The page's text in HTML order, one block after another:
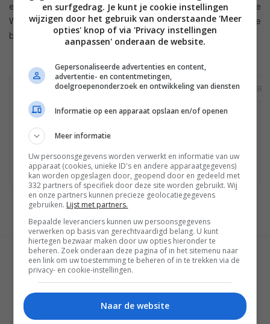
ervaring bieden. De verwachting is dat RIM tijdens het Mobile
World Congres volgende maand een preview van het nieuwe
besturingssysteem geeft.
PLAYBOOK 16GB PLAYBOOK 32GB PLAYBOOK 64GB
Geen winkels gevonden
Mogelijk is het product niet meer te koop.
achtergronden.
GESCHREVEN DOOR
MARTIJN CHEL
en surfgedrag. Je kunt je cookie instellingen
wijzigen door het gebruik van onderstaande 'Meer
opties' knop of via 'Privacy instellingen
aanpassen' onderaan de website.
Gepersonaliseerde advertenties en content,
advertentie- en contentmetingen,
doelgroepenonderzoek en ontwikkeling van diensten
Informatie op een apparaat opslaan en/of openen
Meer informatie
Uw persoonsgegevens worden verwerkt en informatie van uw
apparaat (cookies, unieke ID's en andere apparaatgegevens)
kan worden opgeslagen door, geopend door en gedeeld met
332 partners of specifiek door deze site worden gebruikt. Wij
en onze partners kunnen precieze geolocatiegegevens
gebruiken. Lijst met partners.
Bepaalde leveranciers kunnen uw persoonsgegevens
verwerken op basis van gerechtvaardigd belang. U kunt
hiertegen bezwaar maken door uw opties hieronder te
beheren. Zoek onderaan deze pagina of in het sitemenu naar
een link om uw toestemming te beheren of in te trekken via de
privacy- en cookie-instellingen.
Naar de website